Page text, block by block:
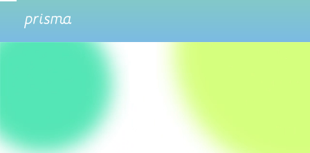
About us
Service